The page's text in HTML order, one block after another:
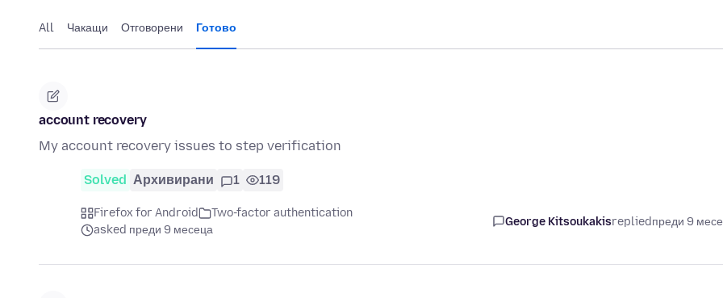
All Чакащи Отговорени Готово
account recovery
My account recovery issues to step verification
Solved Архивирани 1 119
Firefox for Android
Two-factor authentication
asked преди 9 месеца
George Kitsoukakisrepliedпреди 9